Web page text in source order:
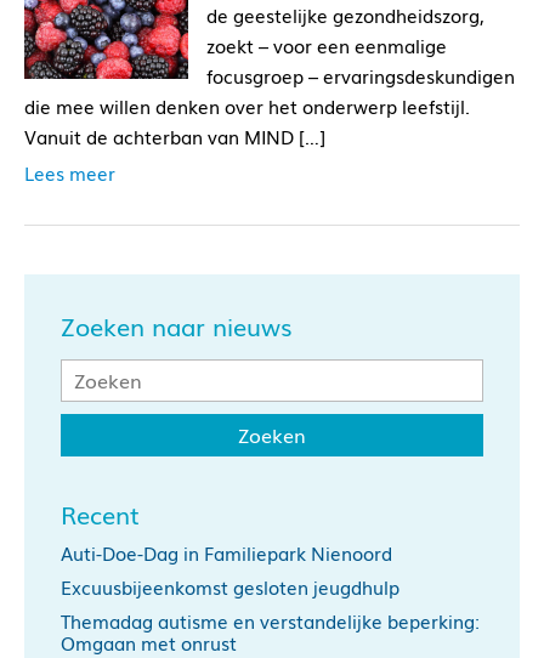
de geestelijke gezondheidszorg,
zoekt – voor een eenmalige
focusgroep – ervaringsdeskundigen
die mee willen denken over het onderwerp leefstijl.
Vanuit de achterban van MIND […]
Lees meer
Zoeken naar nieuws
Recent
Auti-Doe-Dag in Familiepark Nienoord
Excuusbijeenkomst gesloten jeugdhulp
Themadag autisme en verstandelijke beperking:
Omgaan met onrust